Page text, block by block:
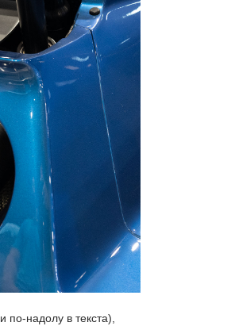
и по-надолу в текста),